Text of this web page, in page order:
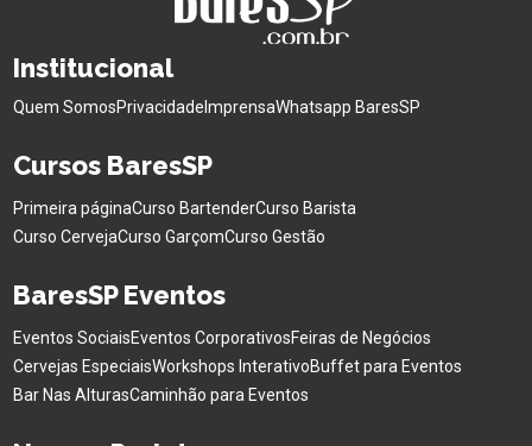
Institucional
Quem SomosPrivacidade ImprensaWhatsapp BaresSP
Cursos BaresSP
Primeira páginaCurso BartenderCurso Barista
Curso CervejaCurso GarçomCurso Gestão
BaresSP Eventos
Eventos SociaisEventos CorporativosFeiras de Negócios
Cervejas EspeciaisWorkshops InterativoBuffet para Eventos
Bar Nas AlturasCaminhão para Eventos